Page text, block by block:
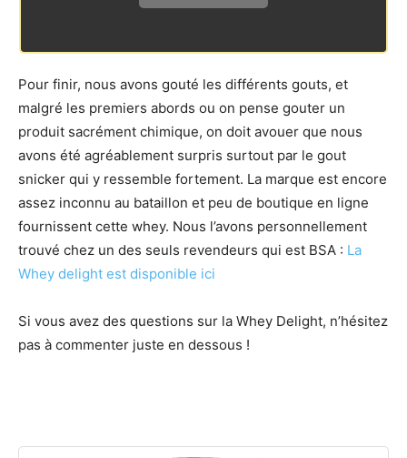
Pour finir, nous avons gouté les différents gouts, et
malgré les premiers abords ou on pense gouter un
produit sacrément chimique, on doit avouer que nous
avons été agréablement surpris surtout par le gout
snicker qui y ressemble fortement. La marque est encore
assez inconnu au bataillon et peu de boutique en ligne
fournissent cette whey. Nous l’avons personnellement
trouvé chez un des seuls revendeurs qui est BSA : La
Whey delight est disponible ici
Si vous avez des questions sur la Whey Delight, n’hésitez
pas à commenter juste en dessous !